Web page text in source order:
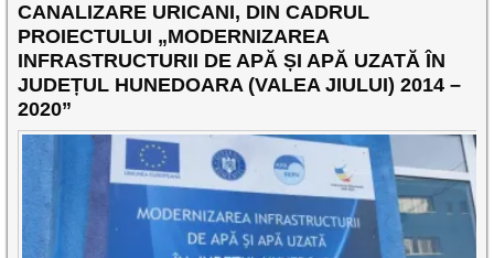
CANALIZARE URICANI, DIN CADRUL
PROIECTULUI „MODERNIZAREA
INFRASTRUCTURII DE APĂ ȘI APĂ UZATĂ ÎN
JUDEȚUL HUNEDOARA (VALEA JIULUI) 2014 –
2020”